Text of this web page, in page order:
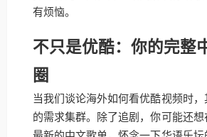
有烦恼。
不只是优酷：你的完整
圈
当我们谈论海外如何看优酷视频时
的需求集群。除了追剧，你可能还